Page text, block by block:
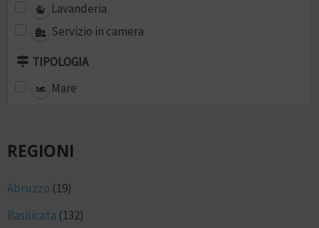
Lavanderia
Servizio in camera
TIPOLOGIA
Mare
REGIONI
Abruzzo (19)
Basilicata (132)